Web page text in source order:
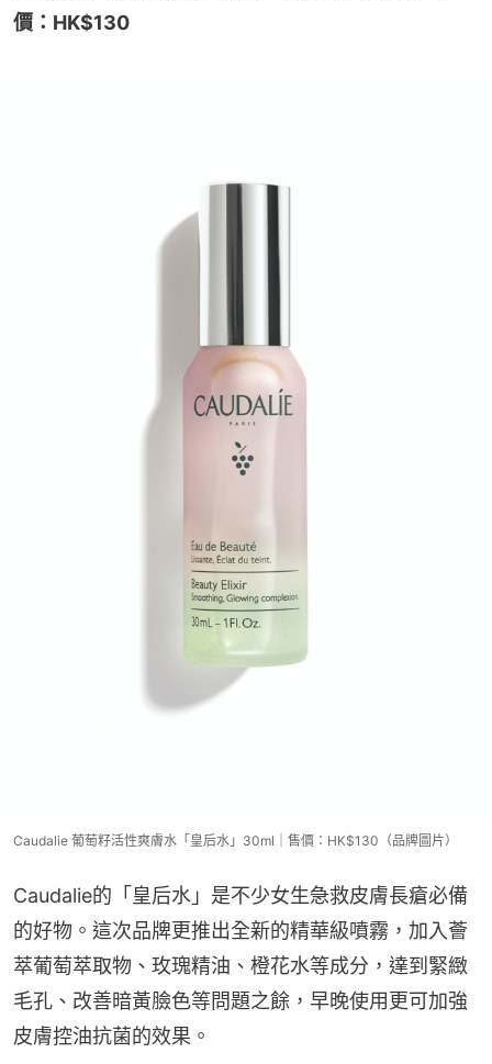
價：HK$130
Caudalie 葡萄籽活性爽膚水「皇后水」30ml｜售價：HK$130（品牌圖片）
Caudalie的「皇后水」是不少女生急救皮膚長瘡必備
的好物。這次品牌更推出全新的精華級噴霧，加入薈
萃葡萄萃取物、玫瑰精油、橙花水等成分，達到緊緻
毛孔、改善暗黃臉色等問題之餘，早晚使用更可加強
皮膚控油抗菌的效果。